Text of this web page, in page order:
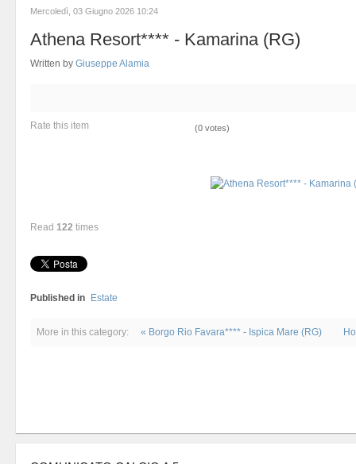
Mercoledì, 03 Giugno 2026 10:24
Athena Resort**** - Kamarina (RG)
Written by Giuseppe Alamia
Rate this item (0 votes)
Read 122 times
Published in Estate
More in this category: « Borgo Rio Favara**** - Ispica Mare (RG)